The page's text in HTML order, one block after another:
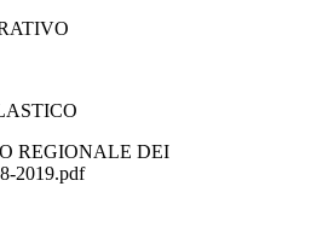
REGIONALE DEI
2019.pdf